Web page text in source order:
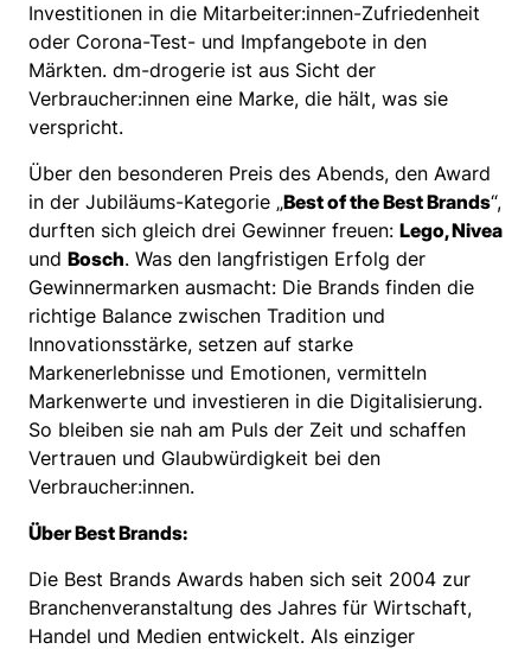
Investitionen in die Mitarbeiter:innen-Zufriedenheit
oder Corona-Test- und Impfangebote in den
Märkten. dm-drogerie ist aus Sicht der
Verbraucher:innen eine Marke, die hält, was sie
verspricht.
Über den besonderen Preis des Abends, den Award
in der Jubiläums-Kategorie „Best of the Best Brands“,
durften sich gleich drei Gewinner freuen: Lego, Nivea
und Bosch. Was den langfristigen Erfolg der
Gewinnermarken ausmacht: Die Brands finden die
richtige Balance zwischen Tradition und
Innovationsstärke, setzen auf starke
Markenerlebnisse und Emotionen, vermitteln
Markenwerte und investieren in die Digitalisierung.
So bleiben sie nah am Puls der Zeit und schaffen
Vertrauen und Glaubwürdigkeit bei den
Verbraucher:innen.
Über Best Brands:
Die Best Brands Awards haben sich seit 2004 zur
Branchenveranstaltung des Jahres für Wirtschaft,
Handel und Medien entwickelt. Als einziger